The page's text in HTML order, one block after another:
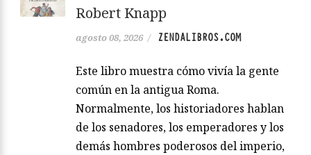
Robert Knapp
agosto 08, 2026 / ZENDALIBROS.COM
Este libro muestra cómo vivía la gente
común en la antigua Roma.
Normalmente, los historiadores hablan
de los senadores, los emperadores y los
demás hombres poderosos del imperio,